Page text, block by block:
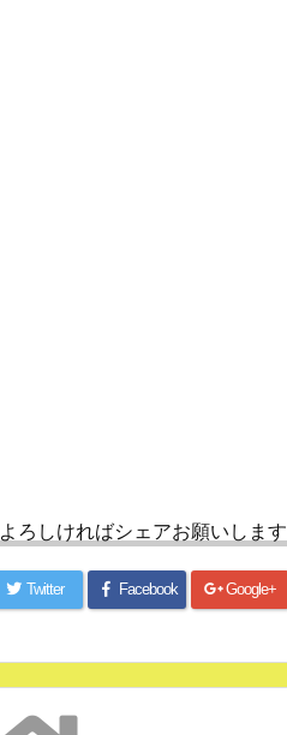
よろしければシェアお願いします
Twitter Facebook Google+